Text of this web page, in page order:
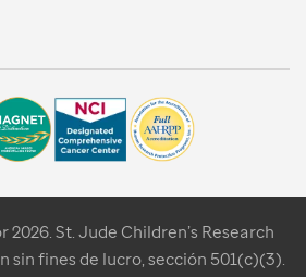
St. Jude Children’s Research
sin fines de lucro, sección 501(c)(3).